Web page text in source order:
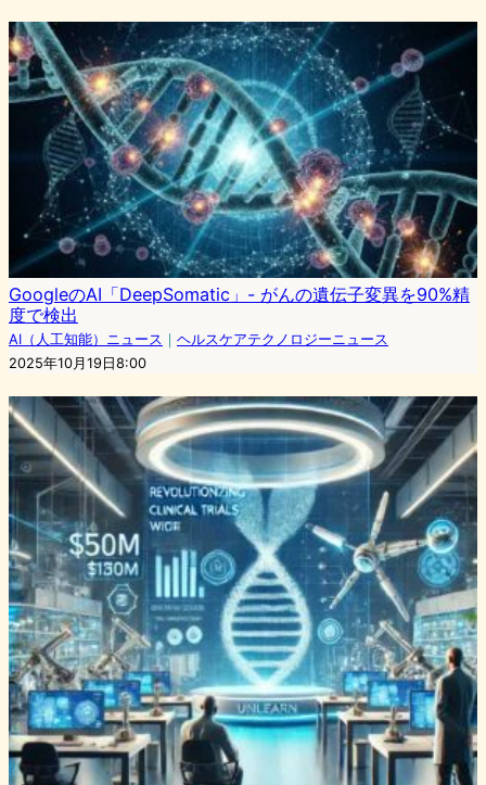
GoogleのAI「DeepSomatic」- がんの遺伝子変異を90%精
度で検出
AI（人工知能）ニュース ｜ ヘルスケアテクノロジーニュース
2025年10月19日8:00